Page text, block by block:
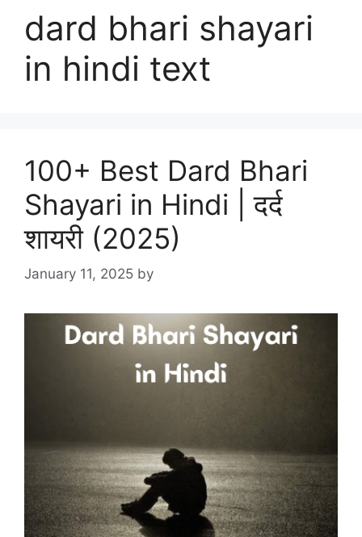
dard bhari shayari
in hindi text
100+ Best Dard Bhari
Shayari in Hindi | दर्द
शायरी (2025)
January 11, 2025 by